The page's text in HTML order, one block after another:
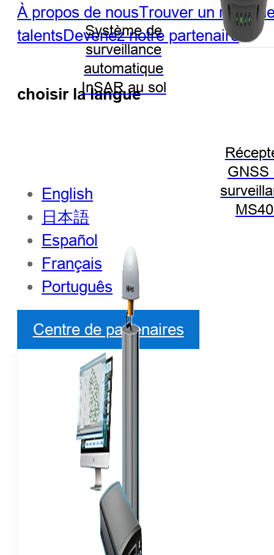
Système de
surveillance
automatique
InSAR au sol
GNSS
À propos de nousTrouver un
talentsDevenez notre partenaire
choisir la langue
English
日本語
Español
Français
Português
Centre de partenaires